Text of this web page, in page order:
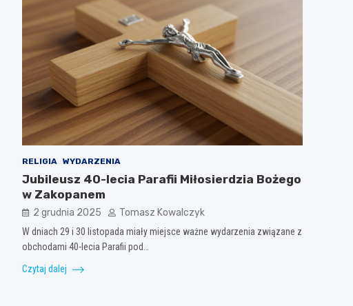
RELIGIA WYDARZENIA
Jubileusz 40-lecia Parafii Miłosierdzia Bożego
w Zakopanem
2 grudnia 2025 Tomasz Kowalczyk
W dniach 29 i 30 listopada miały miejsce ważne wydarzenia związane z
obchodami 40-lecia Parafii pod…
Czytaj dalej